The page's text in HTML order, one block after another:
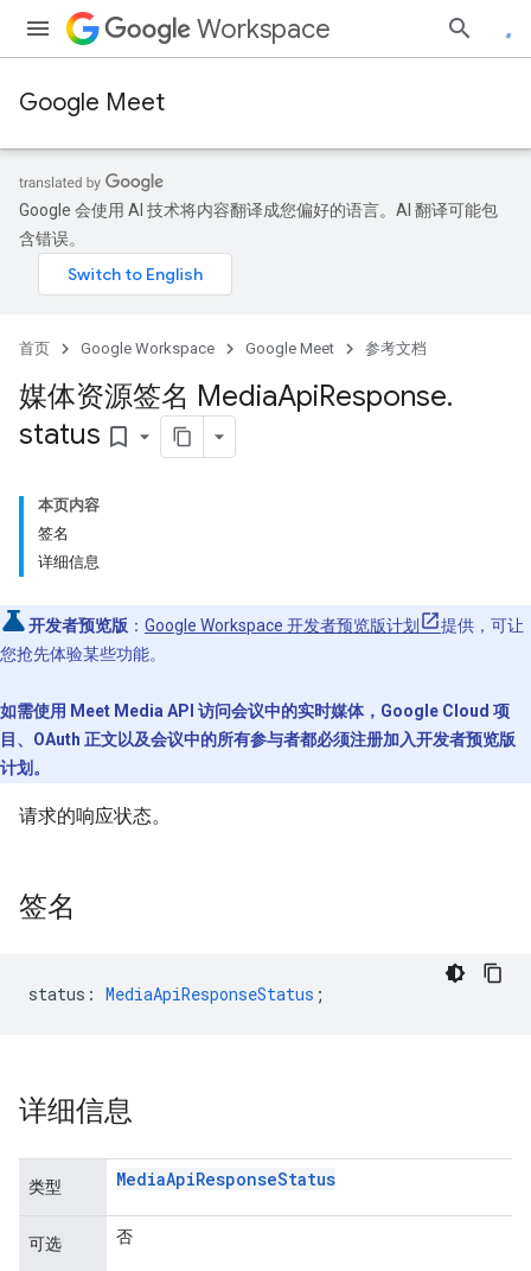
Workspace
Google Meet
Google 会使用 AI 技术将内容翻译成您偏好的语言。AI 翻译可能包
含错误。
首页 Google Workspace Google Meet 参考文档
媒体资源签名 MediaApiResponse.
status bookmark_border
本页内容
签名
详细信息
开发者预览版 ： Google Workspace 开发者预览版计划
提供，可让
您抢先体验某些功能。
如需使用 Meet Media API 访问会议中的实时媒体，Google Cloud 项
目、OAuth 正文以及会议中的所有参与者都必须注册加入开发者预览版
计划。
请求的响应状态。
签名
status : MediaApiResponseStatus ;
详细信息
类型 MediaApiResponseStatus
可选 否